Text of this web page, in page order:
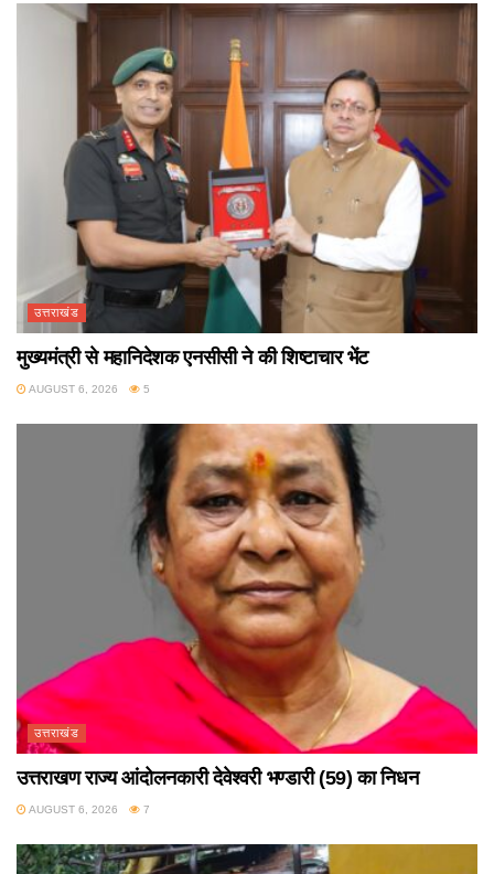
उत्तराखंड
मुख्यमंत्री से महानिदेशक एनसीसी ने की शिष्टाचार भेंट
AUGUST 6, 2026 5
उत्तराखंड
उत्तराखण राज्य आंदोलनकारी देवेश्वरी भण्डारी (59) का निधन
AUGUST 6, 2026 7